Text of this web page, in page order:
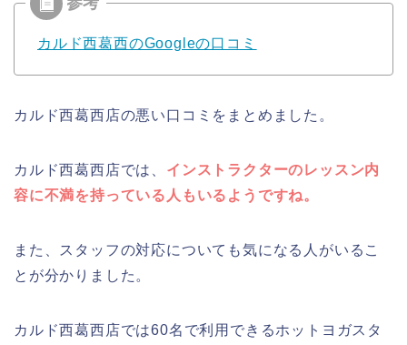
カルド西葛西のGoogleの口コミ
カルド西葛西店の悪い口コミをまとめました。
カルド西葛西店では、 インストラクターのレッスン内
容に不満を持っている人もいるようですね。
また、スタッフの対応についても気になる人がいるこ
とが分かりました。
カルド西葛西店では60名で利用できるホットヨガスタ